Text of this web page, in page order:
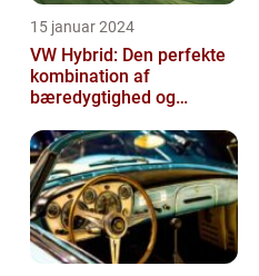
15 januar 2024
VW Hybrid: Den perfekte
kombination af
bæredygtighed og